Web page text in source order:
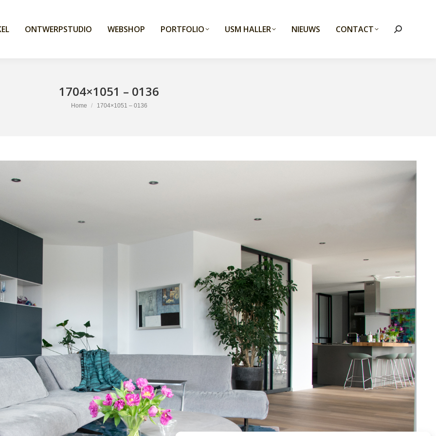
ONTWERPSTUDIO WEBSHOP PORTFOLIO USM HALLER NIEUWS CONTACT Search:
1704×1051 – 0136
You are here:
Home 1704×1051 – 0136